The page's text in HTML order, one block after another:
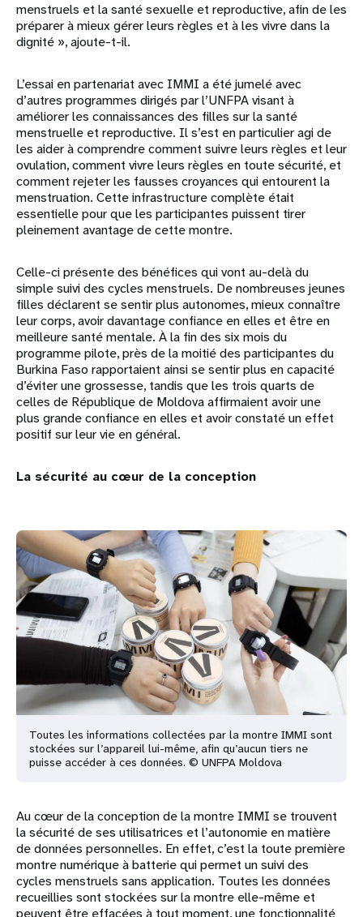
menstruels et la santé sexuelle et reproductive, afin de les
préparer à mieux gérer leurs règles et à les vivre dans la
dignité », ajoute-t-il.
L’essai en partenariat avec IMMI a été jumelé avec
d’autres programmes dirigés par l’UNFPA visant à
améliorer les connaissances des filles sur la santé
menstruelle et reproductive. Il s’est en particulier agi de
les aider à comprendre comment suivre leurs règles et leur
ovulation, comment vivre leurs règles en toute sécurité, et
comment rejeter les fausses croyances qui entourent la
menstruation. Cette infrastructure complète était
essentielle pour que les participantes puissent tirer
pleinement avantage de cette montre.
Celle-ci présente des bénéfices qui vont au-delà du
simple suivi des cycles menstruels. De nombreuses jeunes
filles déclarent se sentir plus autonomes, mieux connaître
leur corps, avoir davantage confiance en elles et être en
meilleure santé mentale. À la fin des six mois du
programme pilote, près de la moitié des participantes du
Burkina Faso rapportaient ainsi se sentir plus en capacité
d’éviter une grossesse, tandis que les trois quarts de
celles de République de Moldova affirmaient avoir une
plus grande confiance en elles et avoir constaté un effet
positif sur leur vie en général.
La sécurité au cœur de la conception
Toutes les informations collectées par la montre IMMI sont
stockées sur l’appareil lui-même, afin qu’aucun tiers ne
puisse accéder à ces données. © UNFPA Moldova
Au cœur de la conception de la montre IMMI se trouvent
la sécurité de ses utilisatrices et l’autonomie en matière
de données personnelles. En effet, c’est la toute première
montre numérique à batterie qui permet un suivi des
cycles menstruels sans application. Toutes les données
recueillies sont stockées sur la montre elle-même et